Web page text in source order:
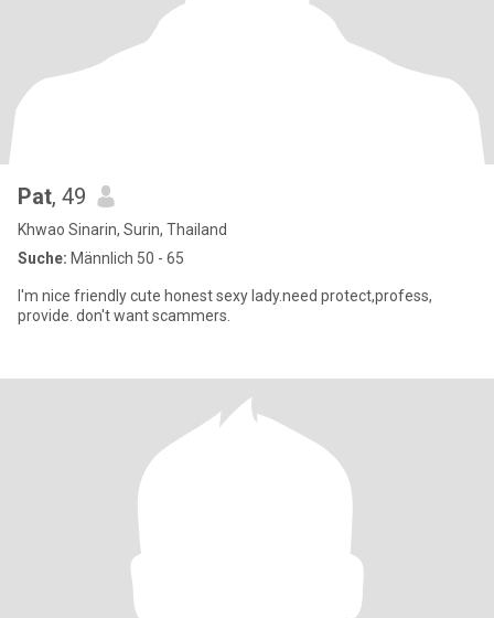
Pat, 49
Khwao Sinarin, Surin, Thailand
Suche: Männlich 50 - 65
I'm nice friendly cute honest sexy lady.need protect,profess,
provide. don't want scammers.